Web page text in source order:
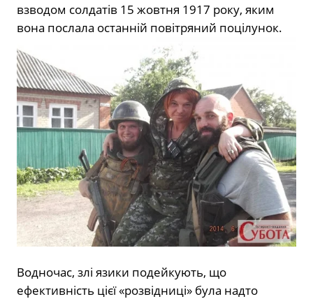
взводом солдатів 15 жовтня 1917 року, яким
вона послала останній повітряний поцілунок.
Водночас, злі язики подейкують, що
ефективність цієї «розвідниці» була надто